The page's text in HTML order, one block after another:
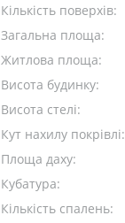
Кількість поверхів:
Загальна площа:
Житлова площа:
Висота будинку:
Висота стелі:
Кут нахилу покрівлі:
Площа даху:
Кубатура:
Кількість спалень: